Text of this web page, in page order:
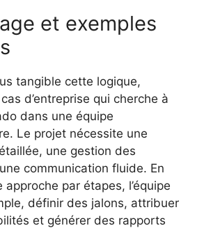
et exemples
tangible cette logique,
d’entreprise qui cherche à
dans une équipe
Le projet nécessite une
une gestion des
communication fluide. En
approche par étapes, l’équipe
définir des jalons, attribuer
et générer des rapports